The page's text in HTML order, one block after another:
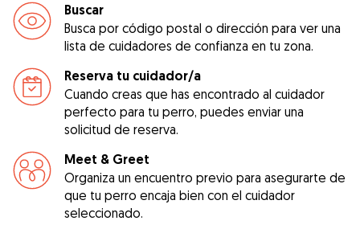
Buscar
Busca por código postal o dirección para ver una
lista de cuidadores de confianza en tu zona.
Reserva tu cuidador/a
Cuando creas que has encontrado al cuidador
perfecto para tu perro, puedes enviar una
solicitud de reserva.
Meet & Greet
Organiza un encuentro previo para asegurarte de
que tu perro encaja bien con el cuidador
seleccionado.